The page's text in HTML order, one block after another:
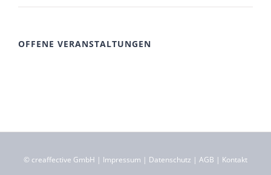
OFFENE VERANSTALTUNGEN
© creaffective GmbH | Impressum | Datenschutz | AGB | Kontakt